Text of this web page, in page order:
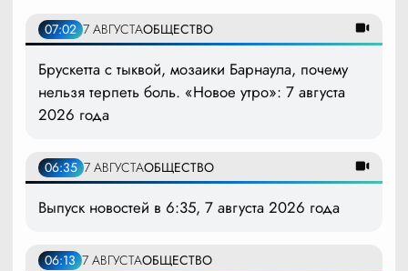
07:02 7 АВГУСТАОБЩЕСТВО
Брускетта с тыквой, мозаики Барнаула, почему
нельзя терпеть боль. «Новое утро»: 7 августа
2026 года
06:35 7 АВГУСТАОБЩЕСТВО
Выпуск новостей в 6:35, 7 августа 2026 года
06:13 7 АВГУСТАОБЩЕСТВО